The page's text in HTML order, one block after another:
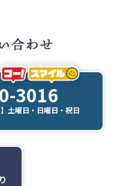
3016
土曜日・日曜日・祝日